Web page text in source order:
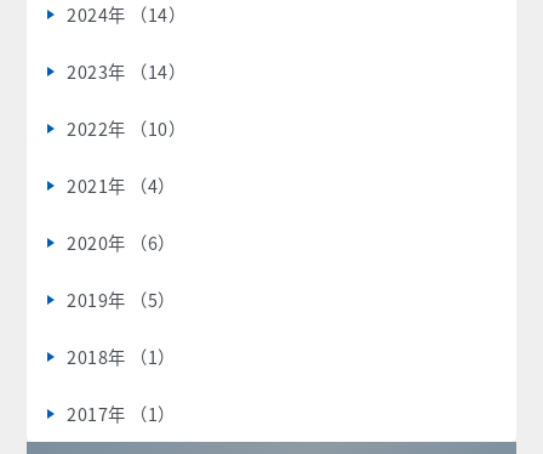
2024年 （14）
2023年 （14）
2022年 （10）
2021年 （4）
2020年 （6）
2019年 （5）
2018年 （1）
2017年 （1）